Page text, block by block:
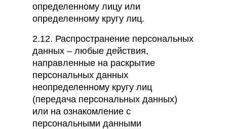
определенному лицу или
определенному кругу лиц.
2.12. Распространение персональных
данных – любые действия,
направленные на раскрытие
персональных данных
неопределенному кругу лиц
(передача персональных данных)
или на ознакомление с
персональными данными